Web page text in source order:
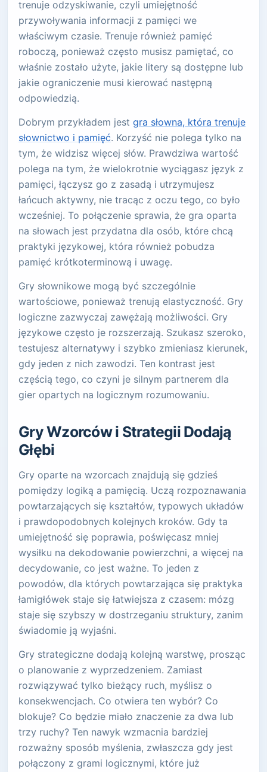
trenuje odzyskiwanie, czyli umiejętność
przywoływania informacji z pamięci we
właściwym czasie. Trenuje również pamięć
roboczą, ponieważ często musisz pamiętać, co
właśnie zostało użyte, jakie litery są dostępne lub
jakie ograniczenie musi kierować następną
odpowiedzią.
Dobrym przykładem jest gra słowna, która trenuje
słownictwo i pamięć. Korzyść nie polega tylko na
tym, że widzisz więcej słów. Prawdziwa wartość
polega na tym, że wielokrotnie wyciągasz język z
pamięci, łączysz go z zasadą i utrzymujesz
łańcuch aktywny, nie tracąc z oczu tego, co było
wcześniej. To połączenie sprawia, że gra oparta
na słowach jest przydatna dla osób, które chcą
praktyki językowej, która również pobudza
pamięć krótkoterminową i uwagę.
Gry słownikowe mogą być szczególnie
wartościowe, ponieważ trenują elastyczność. Gry
logiczne zazwyczaj zawężają możliwości. Gry
językowe często je rozszerzają. Szukasz szeroko,
testujesz alternatywy i szybko zmieniasz kierunek,
gdy jeden z nich zawodzi. Ten kontrast jest
częścią tego, co czyni je silnym partnerem dla
gier opartych na logicznym rozumowaniu.
Gry Wzorców i Strategii Dodają
Głębi
Gry oparte na wzorcach znajdują się gdzieś
pomiędzy logiką a pamięcią. Uczą rozpoznawania
powtarzających się kształtów, typowych układów
i prawdopodobnych kolejnych kroków. Gdy ta
umiejętność się poprawia, poświęcasz mniej
wysiłku na dekodowanie powierzchni, a więcej na
decydowanie, co jest ważne. To jeden z
powodów, dla których powtarzająca się praktyka
łamigłówek staje się łatwiejsza z czasem: mózg
staje się szybszy w dostrzeganiu struktury, zanim
świadomie ją wyjaśni.
Gry strategiczne dodają kolejną warstwę, prosząc
o planowanie z wyprzedzeniem. Zamiast
rozwiązywać tylko bieżący ruch, myślisz o
konsekwencjach. Co otwiera ten wybór? Co
blokuje? Co będzie miało znaczenie za dwa lub
trzy ruchy? Ten nawyk wzmacnia bardziej
rozważny sposób myślenia, zwłaszcza gdy jest
połączony z grami logicznymi, które już